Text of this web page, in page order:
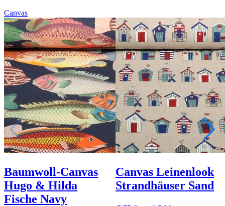
Canvas
Baumwoll-Canvas
Hugo & Hilda
Fische Navy
Canvas Leinenlook
Strandhäuser Sand